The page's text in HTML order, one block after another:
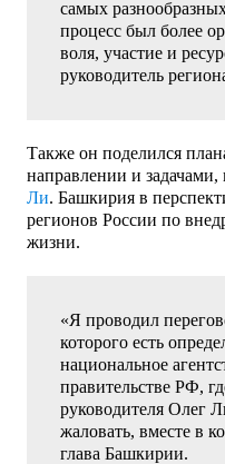
самых
процесс был более
воля, участие и
руководитель
Также он поделился
направлении и
Ли. Башкирия в
регионов России по
жизни.
«Я проводил
которого есть
национальное
правительстве РФ,
руководителя Олег
жаловать, вместе в
глава Башкирии.